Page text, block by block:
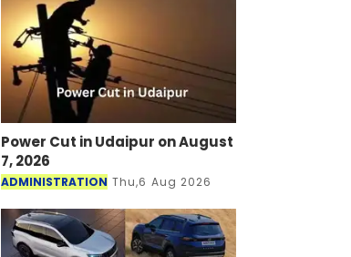
Power Cut in Udaipur on August
7, 2026
ADMINISTRATION Thu,6 Aug 2026